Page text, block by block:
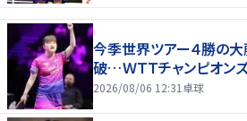
今季世界ツアー４勝の大
破…ＷＴＴチャンピオン
2026/08/06 12:31 卓球